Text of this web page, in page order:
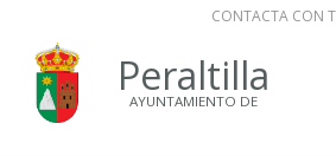
CONTACTA CON
Peraltilla
AYUNTAMIENTO DE